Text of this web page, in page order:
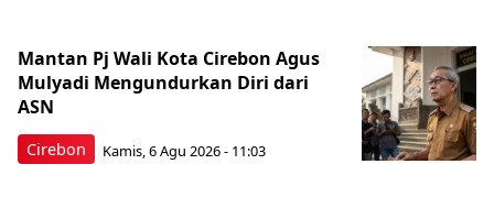
Cirebon
Mantan Pj Wali Kota Cirebon Agus
Mulyadi Mengundurkan Diri dari
ASN
Kamis, 6 Agu 2026 - 11:03